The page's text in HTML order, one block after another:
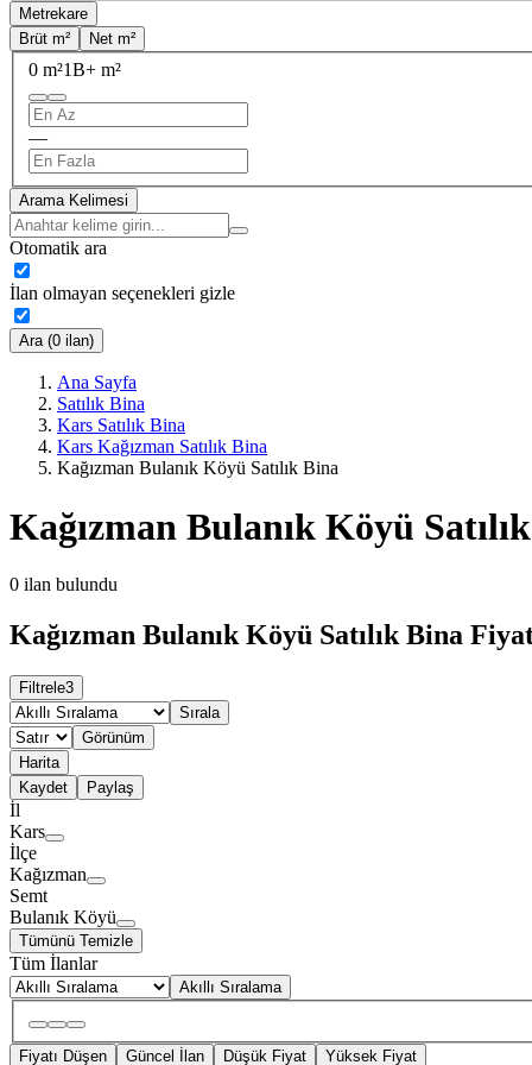
Metrekare
Brüt m²
Net m²
0 m²1B+ m²
—
Arama Kelimesi
Otomatik ara
İlan olmayan seçenekleri gizle
Ara (0 ilan)
Ana Sayfa
Satılık Bina
Kars Satılık Bina
Kars Kağızman Satılık Bina
Kağızman Bulanık Köyü Satılık Bina
Kağızman Bulanık Köyü
0 ilan bulundu
Kağızman Bulanık Köyü Satılık Bina
Filtrele3
Sırala
Görünüm
Harita
Kaydet
Paylaş
İl
Kars
İlçe
Kağızman
Semt
Bulanık Köyü
Tümünü Temizle
Tüm İlanlar
Akıllı Sıralama
Fiyatı Düşen Güncel İlan Düşük Fiyat Yüksek Fiyat